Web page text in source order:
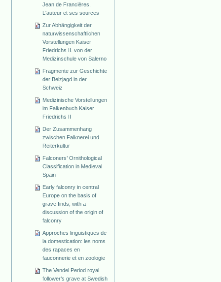
Jean de Francières.
L'auteur et ses sources
Zur Abhängigkeit der
naturwissenschaftlichen
Vorstellungen Kaiser
Friedrichs II. von der
Medizinschule von Salerno
Fragmente zur Geschichte
der Beizjagd in der
Schweiz
Medizinische Vorstellungen
im Falkenbuch Kaiser
Friedrichs II
Der Zusammenhang
zwischen Falknerei und
Reiterkultur
Falconers’ Ornithological
Classification in Medieval
Spain
Early falconry in central
Europe on the basis of
grave finds, with a
discussion of the origin of
falconry
Approches linguistiques de
la domestication: les noms
des rapaces en
fauconnerie et en zoologie
The Vendel Period royal
follower’s grave at Swedish